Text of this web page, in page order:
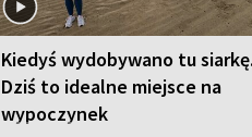
Kiedyś wydobywano tu siarkę.
Dziś to idealne miejsce na
wypoczynek